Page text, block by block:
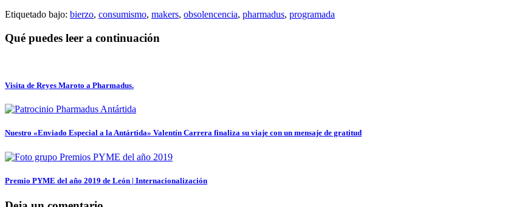
Etiquetado bajo: bierzo, consumismo, makers, obsolencencia, pharmadus, programada
Qué puedes leer a continuación
Visita de Reyes Maroto a Pharmadus.
Nuestro «Enviado Especial a la Antártida» Valentín Carrera finaliza su viaje con un mensaje de gratitud
Premio PYME del año 2019 de León | Internacionalización